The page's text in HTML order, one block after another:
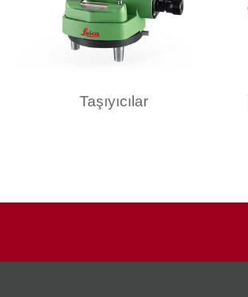
Taşıyıcılar